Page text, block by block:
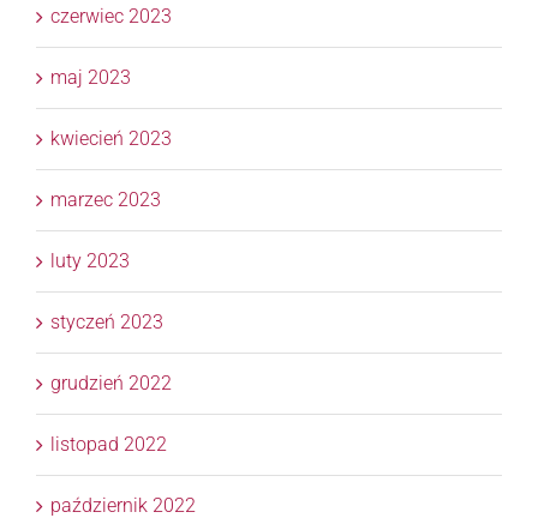
czerwiec 2023
maj 2023
kwiecień 2023
marzec 2023
luty 2023
styczeń 2023
grudzień 2022
listopad 2022
październik 2022